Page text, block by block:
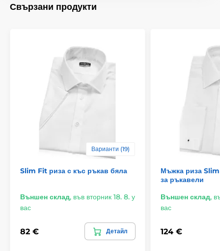
Свързани продукти
Варианти (19)
Slim Fit риза с къс ръкав бяла
Външен склад, във вторник 18. 8. у
вас
82 € Детайл
Мъжка риза Slim
за ръкавели
Външен склад,
вас
124 €